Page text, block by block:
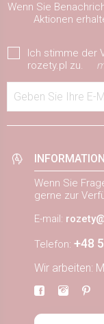
Wenn Sie
Aktionen
Ich stimme der
rozety.pl zu.
Geben Sie Ihre E-
Wenn Sie
gerne zur
E-mail:
Telefon: +48
Wir arbeiten: